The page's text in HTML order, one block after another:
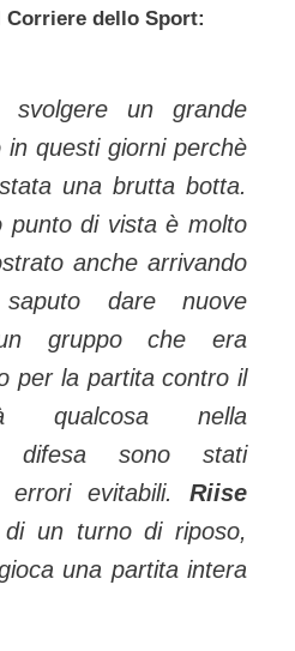
Il Corriere dello Sport:
un grande
in questi giorni perchè
una brutta bot­ta.
punto di vi­sta è molto
anche arrivando
dare nuove
gruppo che era
per la partita contro il
qualcosa nella
sono stati
errori evitabili. Riise
di un tur­no di riposo,
una partita intera